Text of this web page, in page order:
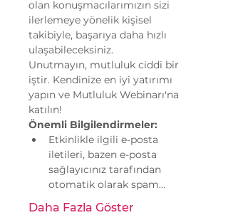
olan konuşmacılarımızın sizi
ilerlemeye yönelik kişisel
takibiyle, başarıya daha hızlı
ulaşabileceksiniz.
Unutmayın, mutluluk ciddi bir
iştir. Kendinize en iyi yatırımı
yapın ve Mutluluk Webinarı'na
katılın!
Önemli Bilgilendirmeler:
Etkinlikle ilgili e-posta
iletileri, bazen e-posta
sağlayıcınız tarafından
otomatik olarak spam…
Daha Fazla Göster